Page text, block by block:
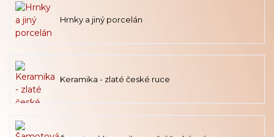
Hrnky a jiný porcelán
Keramika - zlaté české ruce